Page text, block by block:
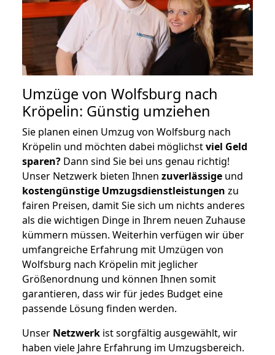
Umzüge von Wolfsburg nach
Kröpelin: Günstig umziehen
Sie planen einen Umzug von Wolfsburg nach
Kröpelin und möchten dabei möglichstviel Geld
sparen? Dann sind Sie bei uns genau richtig!
Unser Netzwerk bieten Ihnen zuverlässige und
kostengünstige Umzugsdienstleistungen zu
fairen Preisen, damit Sie sich um nichts anderes
als die wichtigen Dinge in Ihrem neuen Zuhause
kümmern müssen. Weiterhin verfügen wir über
umfangreiche Erfahrung mit Umzügen von
Wolfsburg nach Kröpelin mit jeglicher
Größenordnung und können Ihnen somit
garantieren, dass wir für jedes Budget eine
passende Lösung finden werden.
Unser Netzwerk ist sorgfältig ausgewählt, wir
haben viele Jahre Erfahrung im Umzugsbereich.